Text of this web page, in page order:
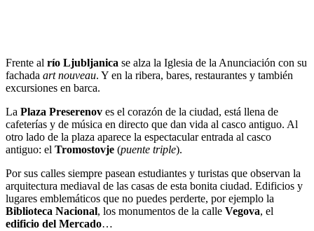
Frente al río Ljubljanica se alza la Iglesia de la Anunciación con su
fachada art nouveau. Y en la ribera, bares, restaurantes y también
excursiones en barca.
La Plaza Preserenov es el corazón de la ciudad, está llena de
cafeterías y de música en directo que dan vida al casco antiguo. Al
otro lado de la plaza aparece la espectacular entrada al casco
antiguo: el Tromostovje (puente triple).
Por sus calles siempre pasean estudiantes y turistas que observan la
arquitectura mediaval de las casas de esta bonita ciudad. Edificios y
lugares emblemáticos que no puedes perderte, por ejemplo la
Biblioteca Nacional, los monumentos de la calle Vegova, el
edificio del Mercado…